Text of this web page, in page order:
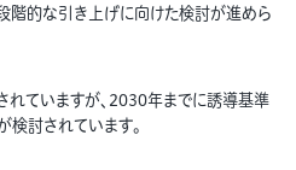
階的な引き上げに向けた検討が進めら
ていますが、2030年までに誘導基準
討されています。